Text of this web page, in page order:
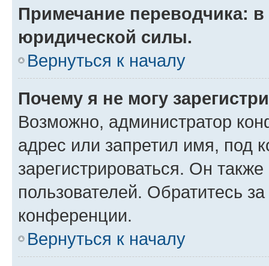
Примечание переводчика:
юридической силы.
Вернуться к началу
Почему я не могу
Возможно, администратор
адрес или запретил имя, под
зарегистрироваться. Он
пользователей. Обратитесь
конференции.
Вернуться к началу